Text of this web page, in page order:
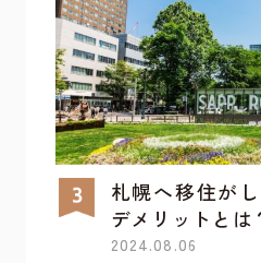
札幌へ移住が
デメリットとは
2024.08.06